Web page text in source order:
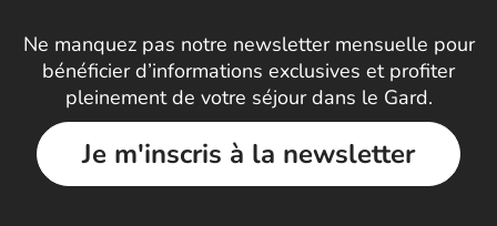
Ne manquez pas notre newsletter mensuelle pour
bénéficier d’informations exclusives et profiter
pleinement de votre séjour dans le Gard.
Je m'inscris à la newsletter